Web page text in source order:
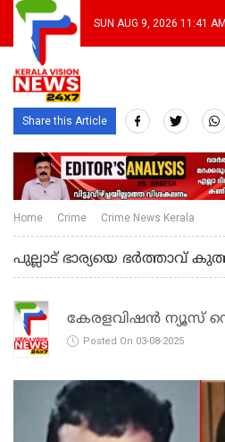
SUN AUG 9, 2026 11:41
Share this Article
Home Crime Crime News Kerala
പുല്ലാട് ഭാര്യയെ ഭര്‍ത്താവ്
കേരളവിഷൻ ന്യൂസ്
Posted On 03-08-2025